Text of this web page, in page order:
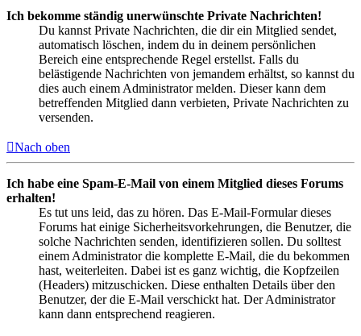
Ich bekomme ständig unerwünschte Private Nachrichten!
Du kannst Private Nachrichten, die dir ein Mitglied sendet,
automatisch löschen, indem du in deinem persönlichen
Bereich eine entsprechende Regel erstellst. Falls du
belästigende Nachrichten von jemandem erhältst, so kannst du
dies auch einem Administrator melden. Dieser kann dem
betreffenden Mitglied dann verbieten, Private Nachrichten zu
versenden.
Nach oben
Ich habe eine Spam-E-Mail von einem Mitglied dieses Forums
erhalten!
Es tut uns leid, das zu hören. Das E-Mail-Formular dieses
Forums hat einige Sicherheitsvorkehrungen, die Benutzer, die
solche Nachrichten senden, identifizieren sollen. Du solltest
einem Administrator die komplette E-Mail, die du bekommen
hast, weiterleiten. Dabei ist es ganz wichtig, die Kopfzeilen
(Headers) mitzuschicken. Diese enthalten Details über den
Benutzer, der die E-Mail verschickt hat. Der Administrator
kann dann entsprechend reagieren.